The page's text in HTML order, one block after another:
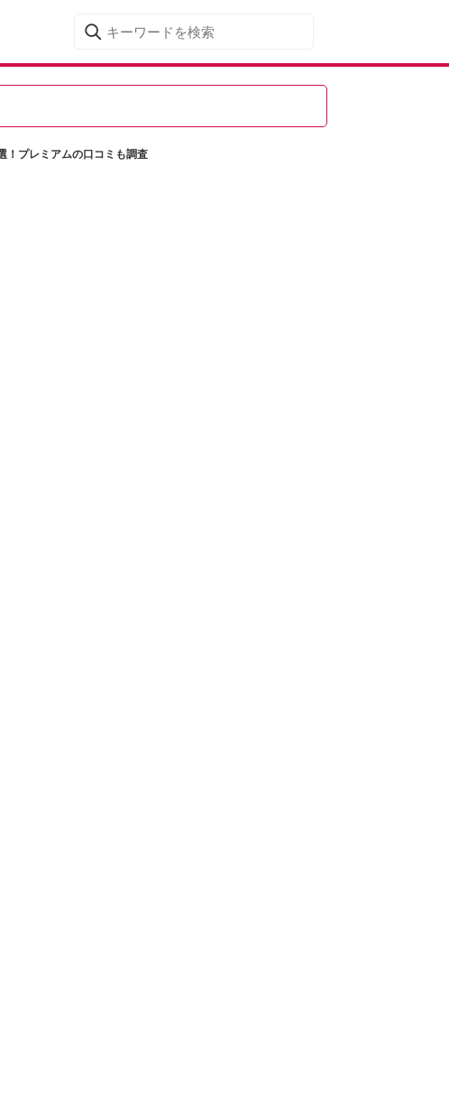
！プレミアムの口コミも調査